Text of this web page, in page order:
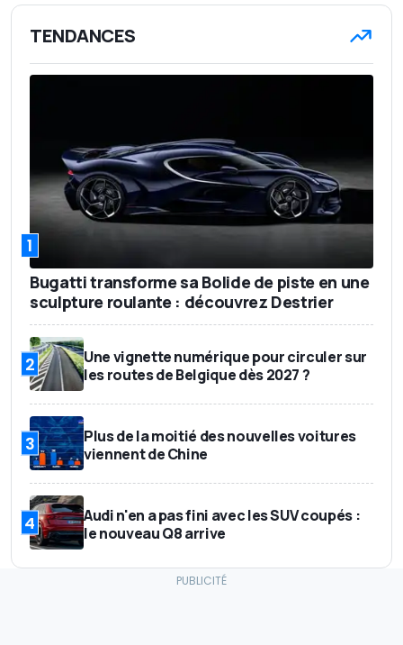
TENDANCES
1
Bugatti transforme sa Bolide de piste en une
sculpture roulante : découvrez Destrier
2
Une vignette numérique pour circuler sur
les routes de Belgique dès 2027 ?
3
Plus de la moitié des nouvelles voitures
viennent de Chine
4
Audi n'en a pas fini avec les SUV coupés :
le nouveau Q8 arrive